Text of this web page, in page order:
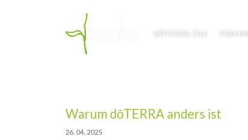
DŌTERRA-ÖLE TERMIN
Warum dōTERRA anders ist
26. 04. 2025